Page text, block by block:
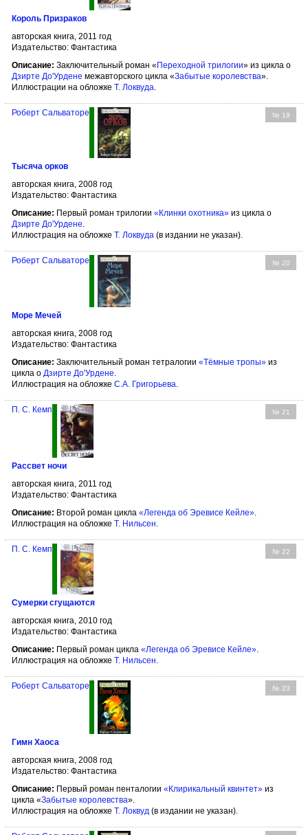
Король Призраков
авторская книга, 2011 год
Издательство: Фантастика
Описание: Заключительный роман « Переходной трилогии» из цикла о
Дзирте До'Урдене межавторского цикла «Забытые королевства».
Иллюстрации на обложке Т. Локвуда.
№ 19
Роберт Сальваторе
Тысяча орков
авторская книга, 2008 год
Издательство: Фантастика
Описание: Первый роман трилогии «Клинки охотника» из цикла о
Дзирте До'Урдене.
Иллюстрация на обложке Т. Локвуда (в издании не указан).
№ 20
Роберт Сальваторе
Море Мечей
авторская книга, 2008 год
Издательство: Фантастика
Описание: Заключительный роман тетралогии «Тёмные тропы» из
цикла о Дзирте До'Урдене.
Иллюстрация на обложке С.А. Григорьева.
№ 21
П. С. Кемп
Рассвет ночи
авторская книга, 2011 год
Издательство: Фантастика
Описание: Второй роман цикла «Легенда об Эревисе Кейле».
Иллюстрация на обложке Т. Нильсен.
№ 22
П. С. Кемп
Сумерки сгущаются
авторская книга, 2010 год
Издательство: Фантастика
Описание: Первый роман цикла «Легенда об Эревисе Кейле».
Иллюстрация на обложке Т. Нильсен.
№ 23
Роберт Сальваторе
Гимн Хаоса
авторская книга, 2008 год
Издательство: Фантастика
Описание: Первый роман пенталогии «Клирикальный квинтет» из
цикла «Забытые королевства».
Иллюстрация на обложке Т. Локвуд (в издании не указан).